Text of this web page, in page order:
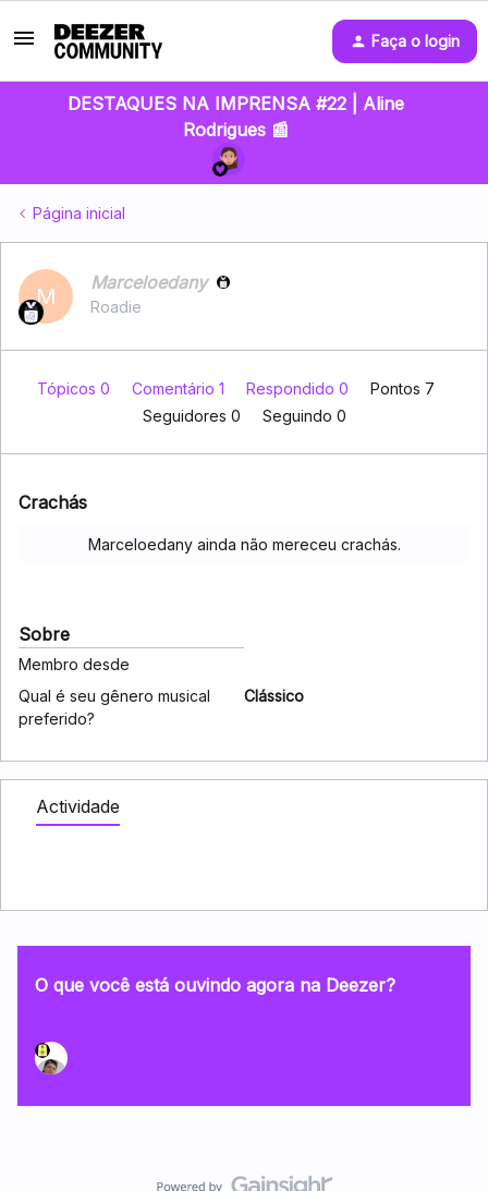
Faça o login
DESTAQUES NA IMPRENSA #22 | Aline
Rodrigues 📰
Página inicial
M
Marceloedany
Roadie
Tópicos 0 Comentário 1 Respondido 0
Pontos 7
Seguidores 0 Seguindo 0
Crachás
Marceloedany ainda não mereceu crachás.
Sobre
Membro desde
Qual é seu gênero musical
preferido?
Clássico
Actividade
O que você está ouvindo agora na Deezer?